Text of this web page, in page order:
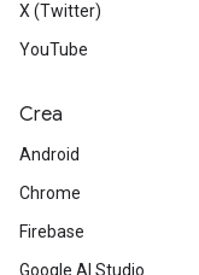
X (Twitter)
YouTube
Crea
Android
Chrome
Firebase
Google AI Studio